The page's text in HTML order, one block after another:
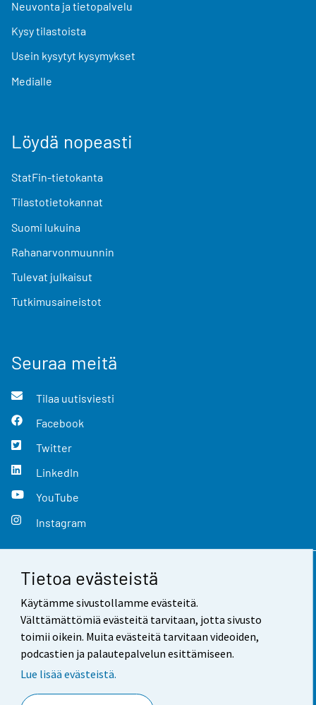
Tietoa evästeistä
Käytämme sivustollamme evästeitä.
Välttämättömiä evästeitä tarvitaan, jotta sivusto
toimii oikein. Muita evästeitä tarvitaan videoiden,
podcastien ja palautepalvelun esittämiseen.
Lue lisää evästeistä.
Neuvonta ja tietopalvelu
Kysy tilastoista
Usein kysytyt kysymykset
Medialle
Löydä nopeasti
StatFin-tietokanta
Tilastotietokannat
Suomi lukuina
Rahanarvonmuunnin
Tulevat julkaisut
Tutkimusaineistot
Seuraa meitä
Tilaa uutisviesti
Facebook
Twitter
LinkedIn
YouTube
Instagram
Yhteystiedot
Palaute
Käyttöehdot
Saavutettavuus